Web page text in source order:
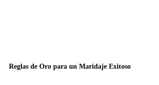
Reglas de Oro para un Maridaje Exitoso